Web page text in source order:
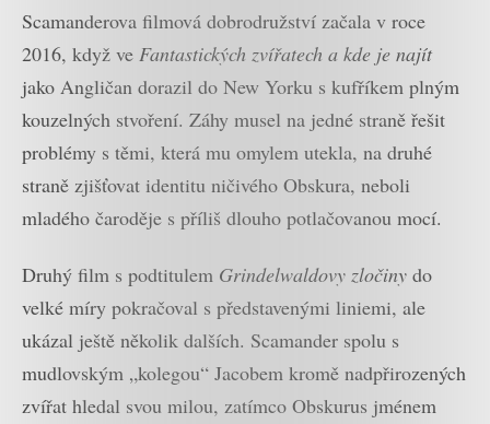
Scamanderova filmová dobrodružství začala v roce
2016, když ve Fantastických zvířatech a kde je najít
jako Angličan dorazil do New Yorku s kufříkem plným
kouzelných stvoření. Záhy musel na jedné straně řešit
problémy s těmi, která mu omylem utekla, na druhé
straně zjišťovat identitu ničivého Obskura, neboli
mladého čaroděje s příliš dlouho potlačovanou mocí.
Druhý film s podtitulem Grindelwaldovy zločiny do
velké míry pokračoval s představenými liniemi, ale
ukázal ještě několik dalších. Scamander spolu s
mudlovským „kolegou“ Jacobem kromě nadpřirozených
zvířat hledal svou milou, zatímco Obskurus jménem